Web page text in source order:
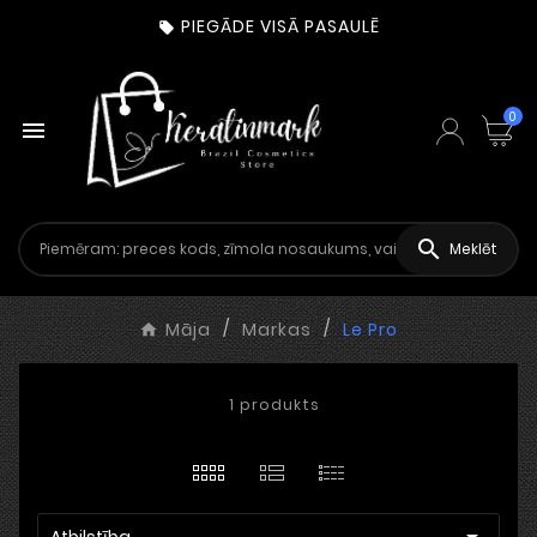
 PIEGĀDE VISĀ PASAULĒ
 0
 Meklēt
Māja Markas Le Pro
1 produkts